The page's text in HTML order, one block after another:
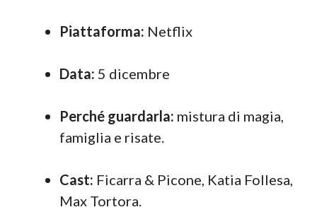
Piattaforma: Netflix
Data: 5 dicembre
Perché guardarla: mistura di magia,
famiglia e risate.
Cast: Ficarra & Picone, Katia Follesa,
Max Tortora.